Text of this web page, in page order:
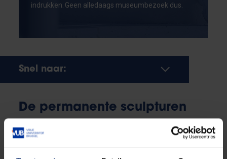
indrukken. Geen alledaags museumbezoek dus.
Snel naar:
De permanente sculpturen
Ontdek alle permanente openluchtsculpturen, waar
ze te vinden zijn en welke boodschappen ze